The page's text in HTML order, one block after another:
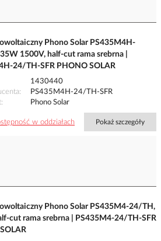
Phono Solar PS435M4H-
1500V, half-cut rama srebrna |
24/TH-SFR PHONO SOLAR
1430440
PS435M4H-24/TH-SFR
Phono Solar
w oddziałach Pokaż szczegóły
Phono Solar PS435M4-24/TH,
cut rama srebrna | PS435M4-24/TH-SFR